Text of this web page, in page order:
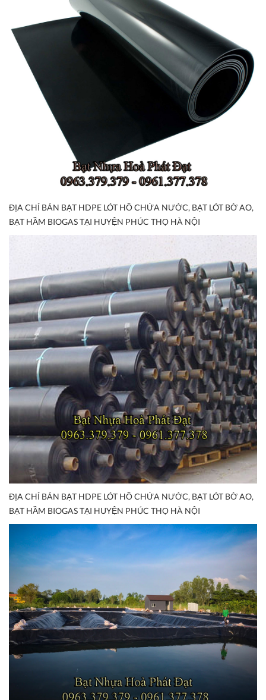
ĐỊA CHỈ BÁN BẠT HDPE LÓT HỒ CHỨA NƯỚC, BẠT LÓT BỜ AO,
BẠT HẦM BIOGAS TẠI HUYỆN PHÚC THỌ HÀ NỘI
ĐỊA CHỈ BÁN BẠT HDPE LÓT HỒ CHỨA NƯỚC, BẠT LÓT BỜ AO,
BẠT HẦM BIOGAS TẠI HUYỆN PHÚC THỌ HÀ NỘI